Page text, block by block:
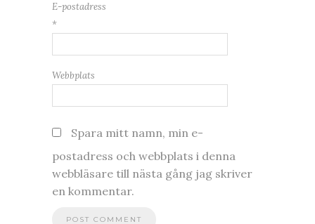
E-postadress
*
Webbplats
Spara mitt namn, min e-
postadress och webbplats i denna
webbläsare till nästa gång jag skriver
en kommentar.